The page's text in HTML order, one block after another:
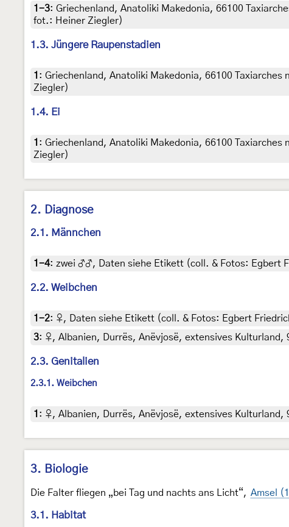
1-3: Griechenland, Anatoliki Makedonia, 66100
fot.: Heiner Ziegler)
1.3. Jüngere Raupenstadien
1 : Griechenland, Anatoliki Makedonia, 66100
Ziegler)
1.4. Ei
1 : Griechenland, Anatoliki Makedonia, 66100
Ziegler)
2. Diagnose
2.1. Männchen
1-4: zwei ♂♂, Daten siehe Etikett (coll. & Fotos: Egbert
2.2. Weibchen
1-2: ♀, Daten siehe Etikett (coll. & Fotos: Egbert
3: ♀, Albanien, Durrës, Anëvjosë, extensives
2.3. Genitalien
2.3.1. Weibchen
1 : ♀, Albanien, Durrës, Anëvjosë, extensives
3. Biologie
Die Falter fliegen „bei Tag und nachts ans Licht“, Amsel
3.1. Habitat